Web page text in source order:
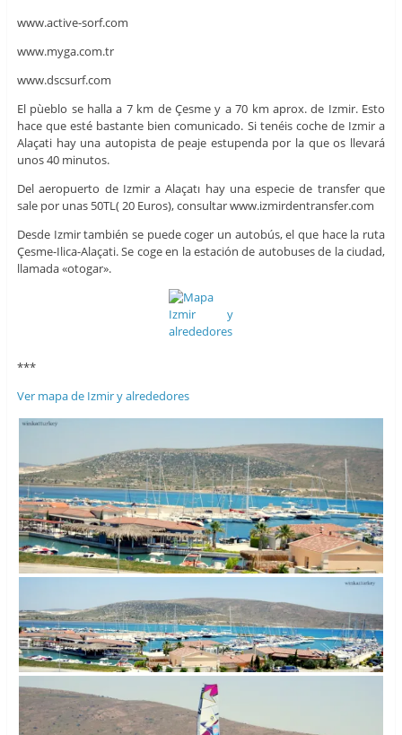
www.active-sorf.com
www.myga.com.tr
www.dscsurf.com
El pùeblo se halla a 7 km de Çesme y a 70 km aprox. de Izmir. Esto
hace que esté bastante bien comunicado. Si tenéis coche de Izmir a
Alaçati hay una autopista de peaje estupenda por la que os llevará
unos 40 minutos.
Del aeropuerto de Izmir a Alaçatı hay una especie de transfer que
sale por unas 50TL( 20 Euros), consultar www.izmirdentransfer.com
Desde Izmir también se puede coger un autobús, el que hace la ruta
Çesme-Ilica-Alaçati. Se coge en la estación de autobuses de la ciudad,
llamada «otogar».
***
Ver mapa de Izmir y alrededores